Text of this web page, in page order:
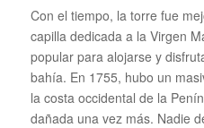
Con el tiempo, la torre fue
capilla dedicada a la Virgen
popular para alojarse y
bahía. En 1755, hubo un
la costa occidental de la
dañada una vez más. Nadie